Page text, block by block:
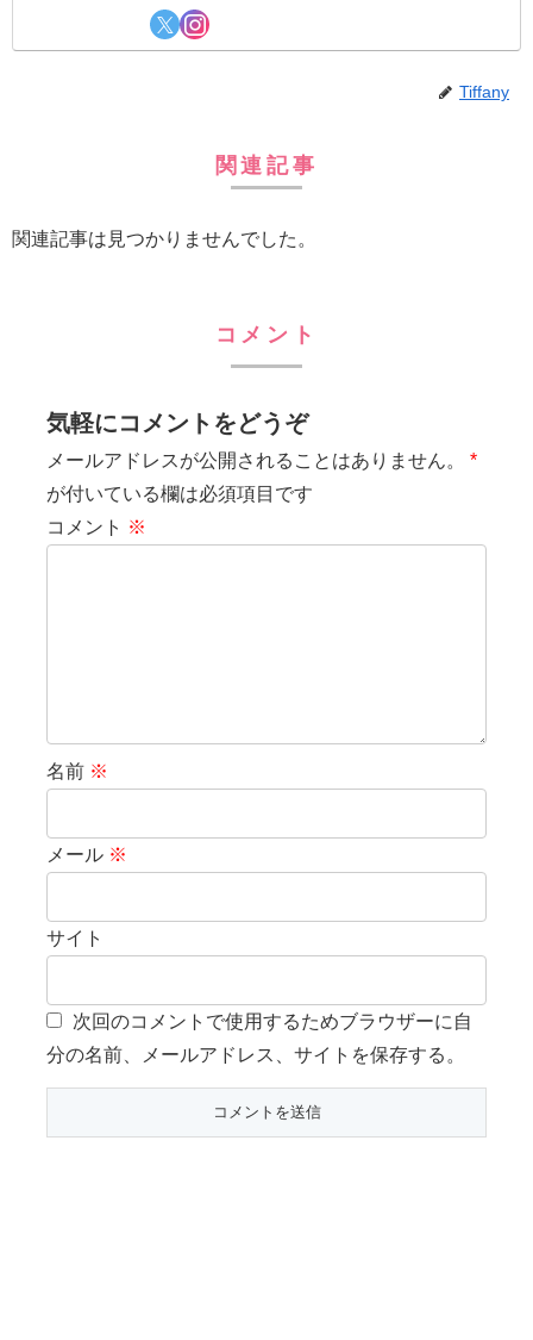
Tiffany
関連記事
関連記事は見つかりませんでした。
コメント
気軽にコメントをどうぞ
メールアドレスが公開されることはありません。
*
が付いている欄は必須項目です
コメント ※
名前 ※
メール ※
サイト
次回のコメントで使用するためブラウザーに自
分の名前、メールアドレス、サイトを保存する。